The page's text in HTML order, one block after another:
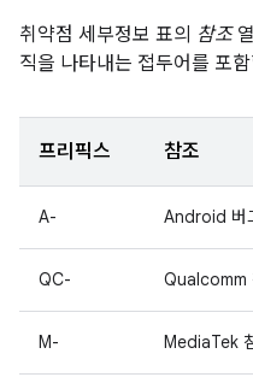
취약점 세부정보 표의 참조
직을 나타내는 접두어를 포
프리픽스 참조
A- Android 버
QC- Qualcomm
M- MediaTek